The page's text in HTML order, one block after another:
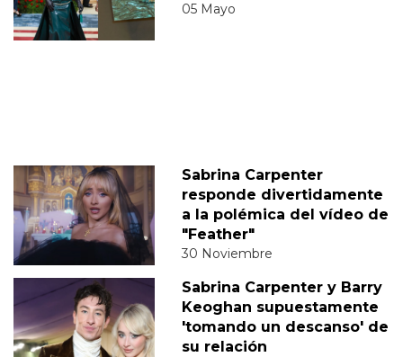
05 Mayo
Sabrina Carpenter
responde divertidamente
a la polémica del vídeo de
"Feather"
30 Noviembre
Sabrina Carpenter y Barry
Keoghan supuestamente
'tomando un descanso' de
su relación